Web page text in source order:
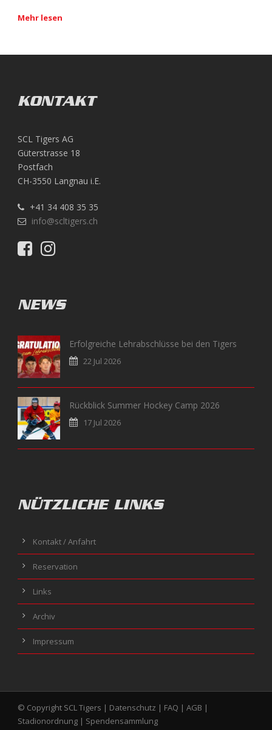
Mehr lesen
KONTAKT
SCL Tigers AG
Güterstrasse 18
Postfach
CH-3550 Langnau i.E.
+41 34 408 35 35
info@scltigers.ch
NEWS
Erfolgreiche Lehrabschlüsse bei den Tigers
22 Jul 2026
Rückblick Summer Hockey Camp 2026
17 Jul 2026
NÜTZLICHE LINKS
Kontakt / Anfahrt
Reservation
Links
Archiv
Impressum
© Copyright SCL Tigers | Datenschutz | FAQ | AGB |
Stadionordnung | Spendensammlung